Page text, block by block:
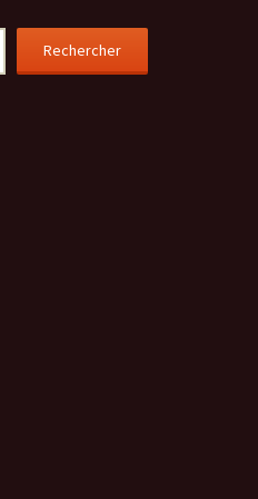
Rechercher